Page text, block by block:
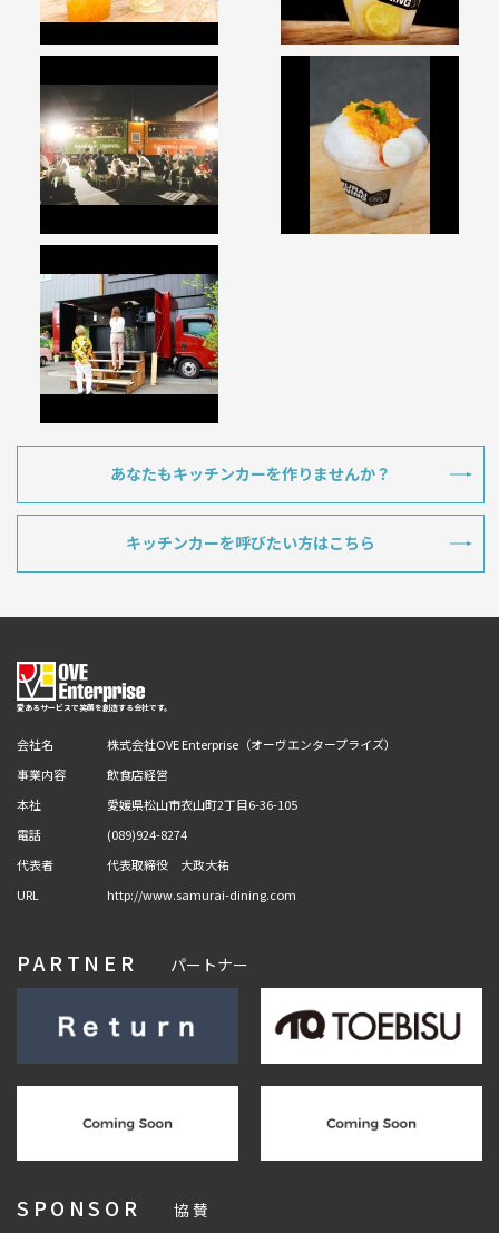
あなたもキッチンカーを作りませんか？
キッチンカーを呼びたい方はこちら
愛あるサービスで笑顔を創造する会社です。
会社名
株式会社OVE Enterprise（オーヴエンタープライズ）
事業内容
飲食店経営
本社
愛媛県松山市衣山町2丁目6-36-105
電話
(089)924-8274
代表者
代表取締役 大政大祐
URL
http://www.samurai-dining.com
PARTNER パートナー
SPONSOR 協 賛